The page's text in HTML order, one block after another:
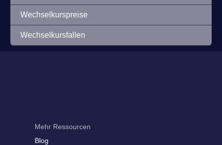
Wechselkurspreise
Wechselkursfallen
Mehr Ressourcen
Blog